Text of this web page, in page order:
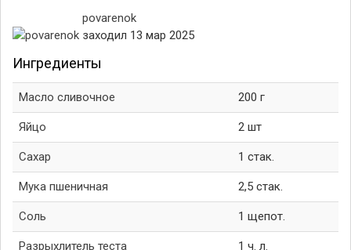
povarenok
заходил 13 мар 2025
Ингредиенты
Масло сливочное 200 г
Яйцо 2 шт
Сахар 1 стак.
Мука пшеничная 2,5 стак.
Соль 1 щепот.
Разрыхлитель теста 1 ч. л.